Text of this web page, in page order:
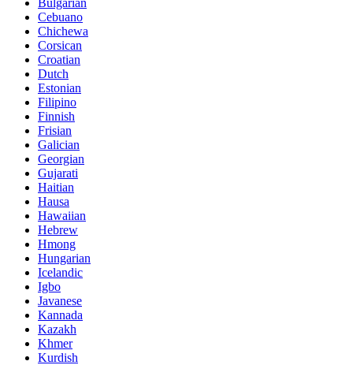
Bulgarian
Cebuano
Chichewa
Corsican
Croatian
Dutch
Estonian
Filipino
Finnish
Frisian
Galician
Georgian
Gujarati
Haitian
Hausa
Hawaiian
Hebrew
Hmong
Hungarian
Icelandic
Igbo
Javanese
Kannada
Kazakh
Khmer
Kurdish